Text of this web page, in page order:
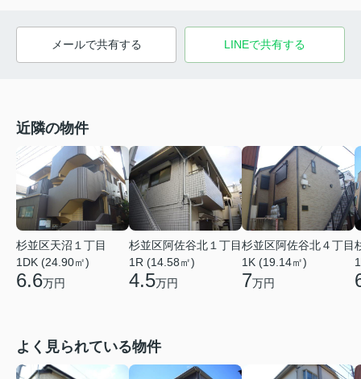
メールで共有する LINEで共有する
近隣の物件
杉並区天沼１丁目
1DK (24.90㎡)
6.6万円
杉並区阿佐谷北１丁目
1R (14.58㎡)
4.5万円
杉並区阿佐谷北４丁目
1K (19.14㎡)
7万円
よく見られている物件